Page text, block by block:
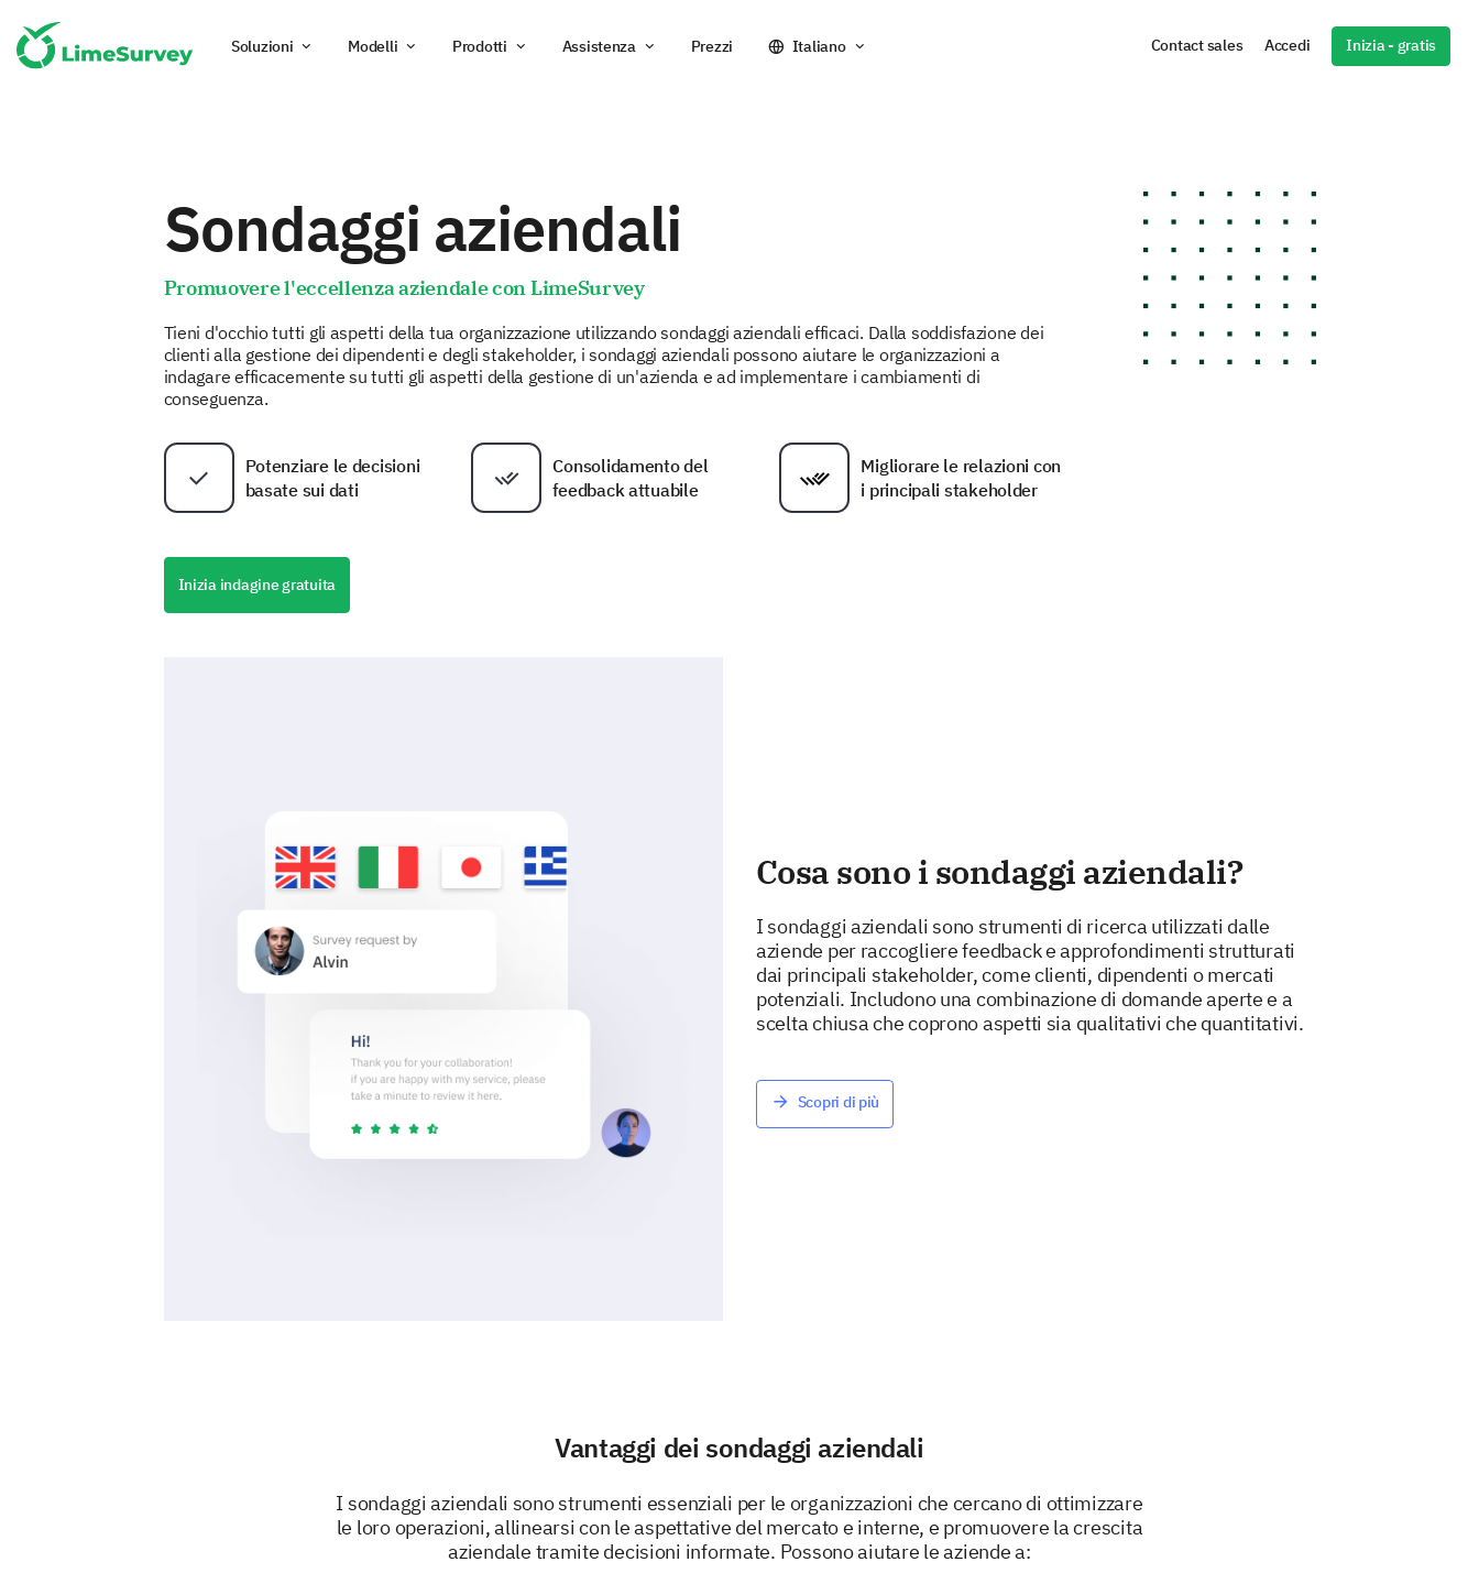
Soluzioni Modelli Prodotti Assistenza Prezzi Italiano Contact sales Accedi Inizia - gratis
Sondaggi aziendali
Promuovere l'eccellenza aziendale con LimeSurvey
Tieni d'occhio tutti gli aspetti della tua organizzazione utilizzando sondaggi aziendali efficaci. Dalla soddisfazione dei
clienti alla gestione dei dipendenti e degli stakeholder, i sondaggi aziendali possono aiutare le organizzazioni a
indagare efficacemente su tutti gli aspetti della gestione di un'azienda e ad implementare i cambiamenti di
conseguenza.
Potenziare le decisioni
basate sui dati
Consolidamento del
feedback attuabile
Migliorare le relazioni con
i principali stakeholder
Inizia indagine gratuita
Cosa sono i sondaggi aziendali?
I sondaggi aziendali sono strumenti di ricerca utilizzati dalle
aziende per raccogliere feedback e approfondimenti strutturati
dai principali stakeholder, come clienti, dipendenti o mercati
potenziali. Includono una combinazione di domande aperte e a
scelta chiusa che coprono aspetti sia qualitativi che quantitativi.
Scopri di più
Vantaggi dei sondaggi aziendali
I sondaggi aziendali sono strumenti essenziali per le organizzazioni che cercano di ottimizzare
le loro operazioni, allinearsi con le aspettative del mercato e interne, e promuovere la crescita
aziendale tramite decisioni informate. Possono aiutare le aziende a: